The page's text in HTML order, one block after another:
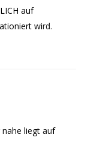
auf
wird.
nahe liegt auf